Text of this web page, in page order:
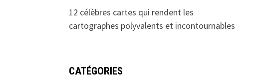
12 célèbres cartes qui rendent les
cartographes polyvalents et incontournables
CATÉGORIES